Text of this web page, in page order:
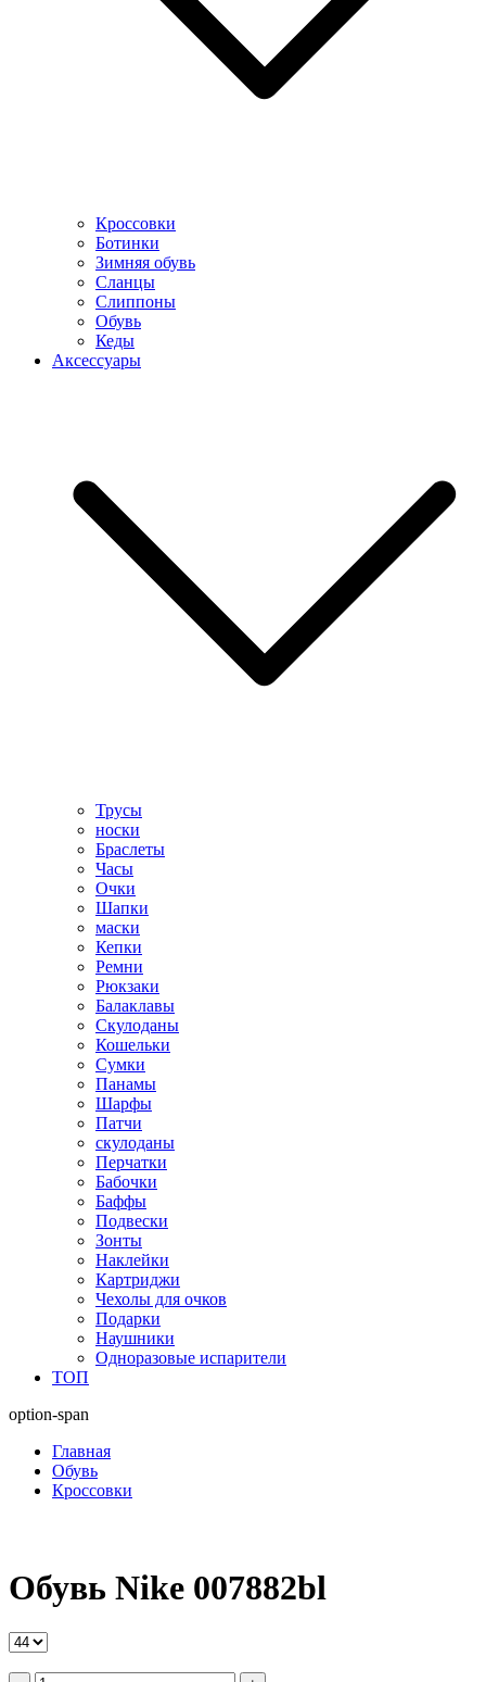
Кроссовки
Ботинки
Зимняя обувь
Сланцы
Слиппоны
Обувь
Кеды
Аксессуары
Трусы
носки
Браслеты
Часы
Очки
Шапки
маски
Кепки
Ремни
Рюкзаки
Балаклавы
Скулоданы
Кошельки
Сумки
Панамы
Шарфы
Патчи
скулоданы
Перчатки
Бабочки
Баффы
Подвески
Зонты
Наклейки
Картриджи
Чехолы для очков
Подарки
Наушники
Одноразовые испарители
ТОП
option-span
Главная
Обувь
Кроссовки
Обувь Nike 007882bl